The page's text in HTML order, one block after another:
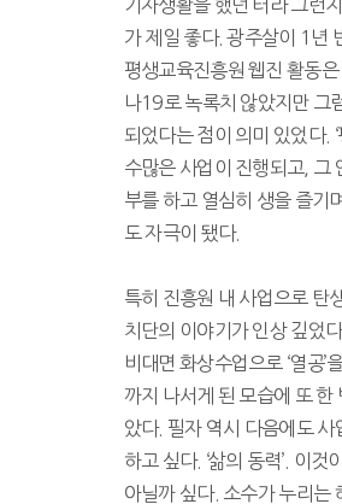
기자생활을 했던 터라 그런지
가 제일 좋다. 광주살이 1년
평생교육진흥원 웹진 활동
나19로 녹록치 않았지만 그
되었다는 점이 의미 있었다.
수많은 사업이 진행되고, 그
부를 하고 열심히 생을 즐기
도 자극이 됐다.
특히 진흥원 내 사업으로 탄
치단의 이야기가 인상 깊었
비대면 화상수업으로 ‘열공’
까지 나서게 된 모습에 또 한
았다. 필자 역시 다음에도 사
하고 싶다. ‘삶의 동력’. 이것
아닐까 싶다. 소수가 누리는